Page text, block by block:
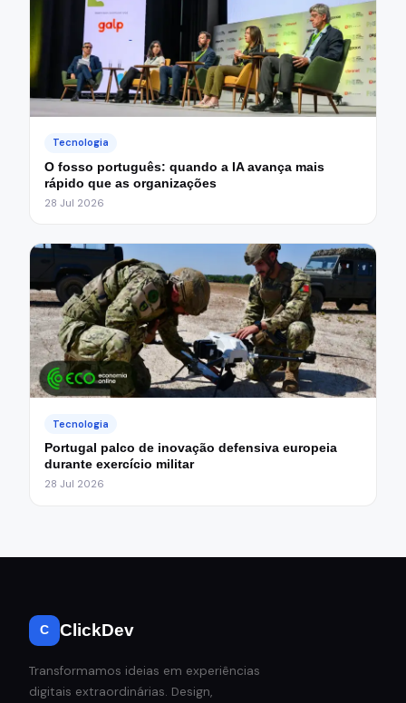
Tecnologia
O fosso português: quando a IA avança mais
rápido que as organizações
28 Jul 2026
Tecnologia
Portugal palco de inovação defensiva europeia
durante exercício militar
28 Jul 2026
C ClickDev
Transformamos ideias em experiências
digitais extraordinárias. Design,